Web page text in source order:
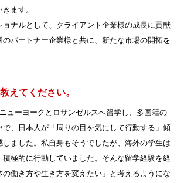
ます。
ョナルとして、クライアント企業様の成長に貢献
のパートナー企業様と共に、新たな市場の開拓を
えてください。
ューヨークとロサンゼルスへ留学し、多国籍の
で、日本人が「周りの目を気にして行動する」傾
しました。私自身もそうでしたが、海外の学生は
積極的に行動していました。そんな留学経験を経
の働き方や生き方を変えたい」と考えるようにな